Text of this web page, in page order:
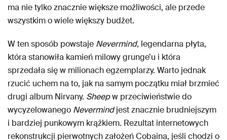
ma nie tylko znacznie większe możliwości, ale przede
wszystkim o wiele większy budżet.
W ten sposób powstaje Nevermind, legendarna płyta,
która stanowiła kamień milowy grunge’u i która
sprzedała się w milionach egzemplarzy. Warto jednak
rzucić uchem na to, jak na samym początku miał brzmieć
drugi album Nirvany. Sheepw przeciwieństwie do
wycyzelowanego Nevermindjest znacznie brudniejszym
i bardziej punkowym krążkiem. Rezultat internetowych
rekonstrukcji pierwotnych założeń Cobaina, jeśli chodzi o